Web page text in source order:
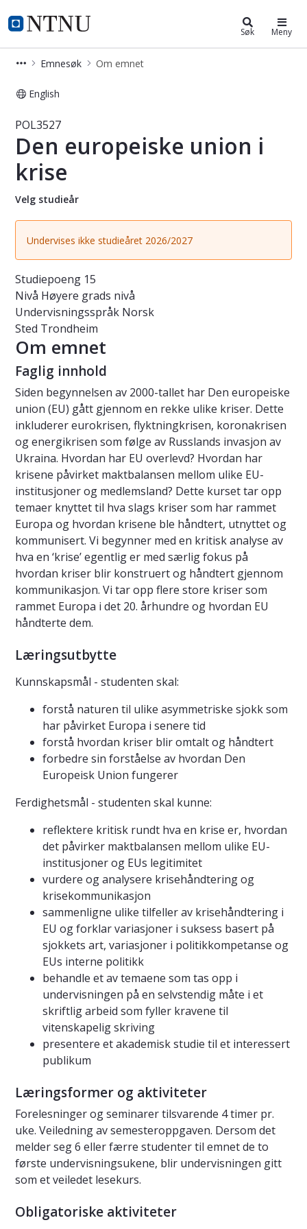
NTNU Hjemmeside
Studier Søk Meny
Emnesøk Om emnet
English
Emne - Den europeiske union i krise
POL3527
Den europeiske union i
krise
Velg studieår
Undervises ikke studieåret 2026/2027
Studiepoeng 15
Nivå Høyere grads nivå
Undervisningsspråk Norsk
Sted Trondheim
Om emnet
Faglig innhold
Siden begynnelsen av 2000-tallet har Den europeiske
union (EU) gått gjennom en rekke ulike kriser. Dette
inkluderer eurokrisen, flyktningkrisen, koronakrisen
og energikrisen som følge av Russlands invasjon av
Ukraina. Hvordan har EU overlevd? Hvordan har
krisene påvirket maktbalansen mellom ulike EU-
institusjoner og medlemsland? Dette kurset tar opp
temaer knyttet til hva slags kriser som har rammet
Europa og hvordan krisene ble håndtert, utnyttet og
kommunisert. Vi begynner med en kritisk analyse av
hva en ‘krise’ egentlig er med særlig fokus på
hvordan kriser blir konstruert og håndtert gjennom
kommunikasjon. Vi tar opp flere store kriser som
rammet Europa i det 20. århundre og hvordan EU
håndterte dem.
Læringsutbytte
Kunnskapsmål - studenten skal:
forstå naturen til ulike asymmetriske sjokk som
har påvirket Europa i senere tid
forstå hvordan kriser blir omtalt og håndtert
forbedre sin forståelse av hvordan Den
Europeisk Union fungerer
Ferdighetsmål - studenten skal kunne:
reflektere kritisk rundt hva en krise er, hvordan
det påvirker maktbalansen mellom ulike EU-
institusjoner og EUs legitimitet
vurdere og analysere krisehåndtering og
krisekommunikasjon
sammenligne ulike tilfeller av krisehåndtering i
EU og forklar variasjoner i suksess basert på
sjokkets art, variasjoner i politikkompetanse og
EUs interne politikk
behandle et av temaene som tas opp i
undervisningen på en selvstendig måte i et
skriftlig arbeid som fyller kravene til
vitenskapelig skriving
presentere et akademisk studie til et interessert
publikum
Læringsformer og aktiviteter
Forelesninger og seminarer tilsvarende 4 timer pr.
uke. Veiledning av semesteroppgaven. Dersom det
melder seg 6 eller færre studenter til emnet de to
første undervisningsukene, blir undervisningen gitt
som et veiledet lesekurs.
Obligatoriske aktiviteter